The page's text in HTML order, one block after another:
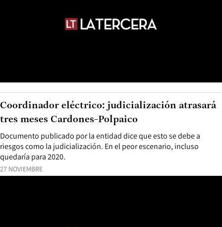
27 NOVIEMBRE
Documento publicado por la entidad dice que esto se debe a
riesgos como la judicialización. En el peor escenario, incluso
quedaría para 2020.
Coordinador eléctrico: judicialización atrasará
tres meses Cardones-Polpaico